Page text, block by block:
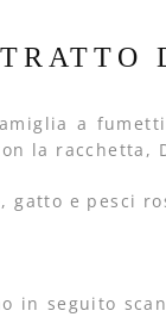
a
la
gatto e pesci
in seguito